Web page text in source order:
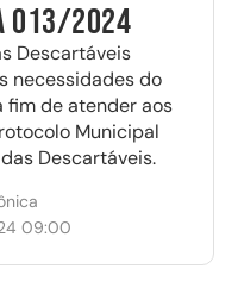
013/2024
Descartáveis
necessidades do
fim de atender aos
Municipal
Descartáveis.
09:00